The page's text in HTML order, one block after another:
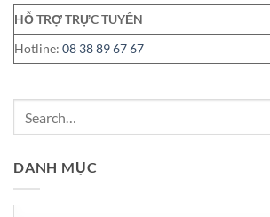
HỖ TRỢ TRỰC TUYẾN
Hotline: 08 38 89 67 67
DANH MỤC